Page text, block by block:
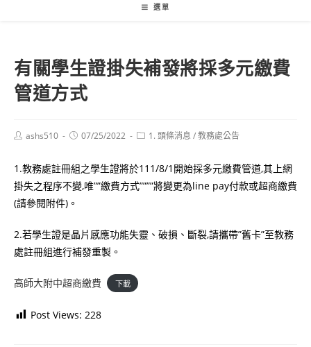
選單
有關學生證掛失補發將採多元繳費
管道方式
Postashs510
Post07/25/2022
Post1. 頭條消息 /教務處公告
1.教務處註冊組之學生證將於111/8/1開始採多元繳費管道,其上網
掛失之程序不變,唯””繳費方式””””將變更為line pay付款或超商繳費
(請參閱附件)。
2.若學生證是晶片感應功能失靈、破損、斷裂,請攜帶”舊卡”至教務
處註冊組進行補發重製。
高師大附中超商繳費 下載
Post Views: 228